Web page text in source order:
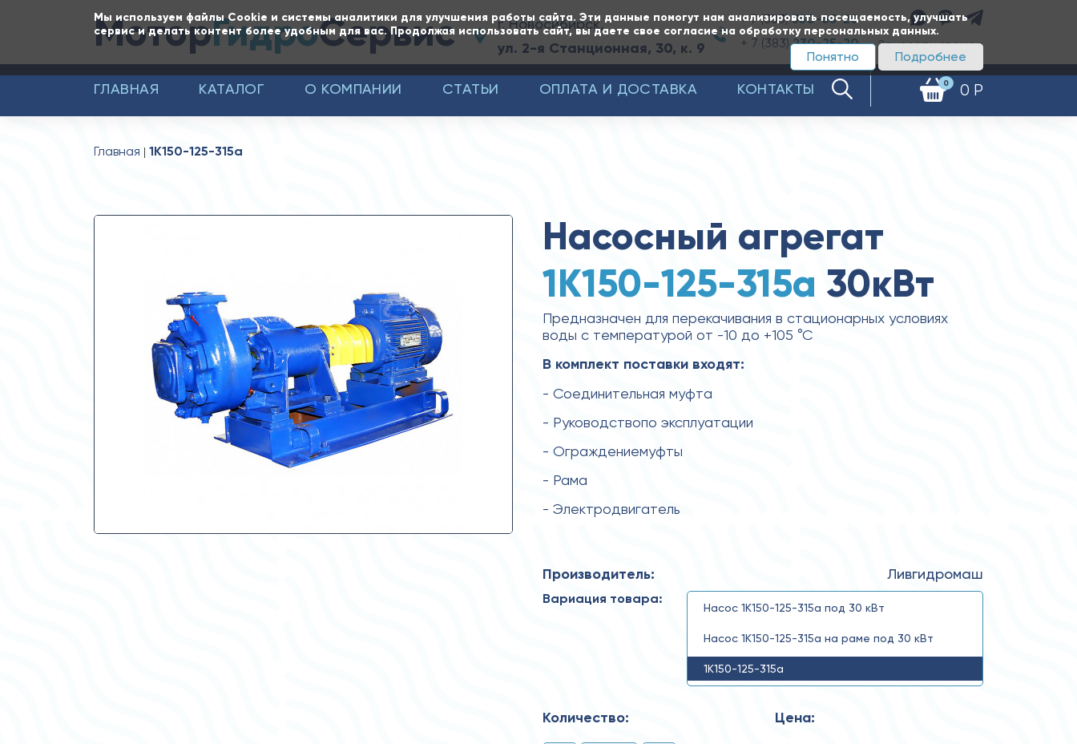
Мы используем файлы Cookie и системы аналитики для улучшения работы сайта. Эти данные помогут нам анализировать посещаемость, улучшать
сервис и делать контент более удобным для вас. Продолжая использовать сайт, вы даете свое согласие на обработку персональных данных.
Подробнее
Понятно
МоторГидроСервис г. Новосибирск,
ул. 2-я Станционная, 30, к. 9
+ 7 (383)350-65-20
+ 7 (383)230-25-20 Заказать звонок
0 0 Р
ГЛАВНАЯ КАТАЛОГ О КОМПАНИИ СТАТЬИ ОПЛАТА И ДОСТАВКА КОНТАКТЫ
Главная 1К150-125-315а
Насосный агрегат
1К150-125-315а 30кВт
Предназначен для перекачивания в стационарных условиях
воды с температурой от -10 до +105 °С
В комплект поставки входят:
- Соединительная муфта
- Руководствопо эксплуатации
- Ограждениемуфты
- Рама
- Электродвигатель
Производитель: Ливгидромаш
Вариация товара:
Насос 1К150-125-315а под 30 кВт
Насос 1К150-125-315а на раме под 30 кВт
1К150-125-315а
Количество: Цена: